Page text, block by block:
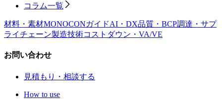
コラム一覧
材料・素材MONOCONガイドAI・DX品質・BCP調達・サプ
ライチェーン製造技術コストダウン・VA/VE
お問い合わせ
見積もり・相談する
How to use